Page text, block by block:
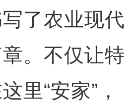
了农业现代
。不仅让特
里“安家”，